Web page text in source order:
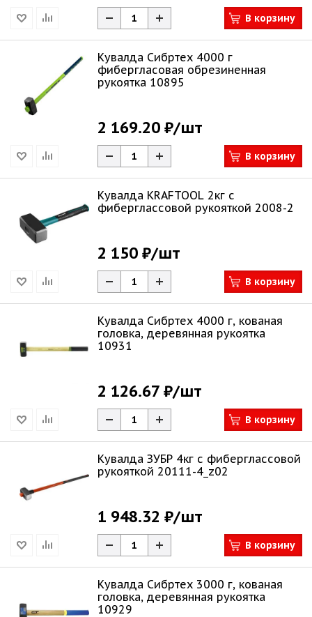
В корзину
Кувалда Сибртех 4000 г
фибергласовая обрезиненная
рукоятка 10895
2 169.20 ₽/шт
В корзину
Кувалда KRAFTOOL 2кг с
фиберглассовой рукояткой 2008-2
2 150 ₽/шт
В корзину
Кувалда Сибртех 4000 г, кованая
головка, деревянная рукоятка
10931
2 126.67 ₽/шт
В корзину
Кувалда ЗУБР 4кг c фиберглассовой
рукояткой 20111-4_z02
1 948.32 ₽/шт
В корзину
Кувалда Сибртех 3000 г, кованая
головка, деревянная рукоятка
10929